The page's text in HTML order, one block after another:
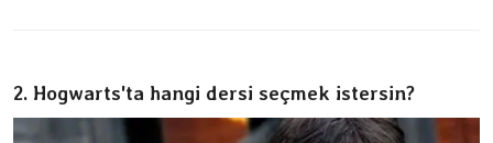
2. Hogwarts'ta hangi dersi seçmek istersin?